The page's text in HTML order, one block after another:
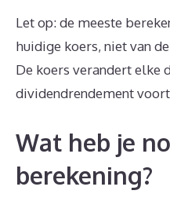
Let op: de meeste
huidige koers, niet van
De koers verandert elke
dividendrendement
Wat heb je
berekening?